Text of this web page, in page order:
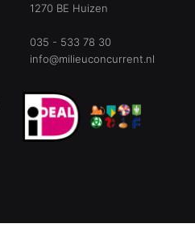
1270 BE Huizen
035 - 533 78 30
info@milieuconcurrent.nl